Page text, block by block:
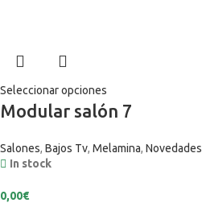
Seleccionar opciones
Modular salón 7
Salones, Bajos Tv, Melamina, Novedades
In stock
0,00€